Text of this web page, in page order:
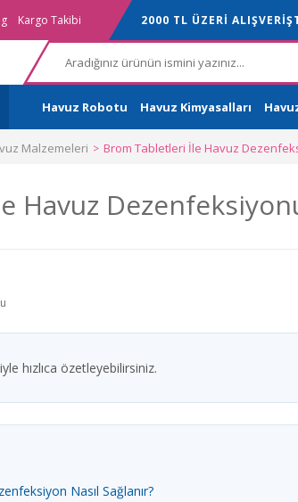
Kargo Takibi 2000 TL ÜZERİ
Havuz Robotu Havuz Kimyasalları
Malzemeleri Brom Tabletleri İle Havuz
Havuz
hızlıca özetleyebilirsiniz.
Nasıl Sağlanır?